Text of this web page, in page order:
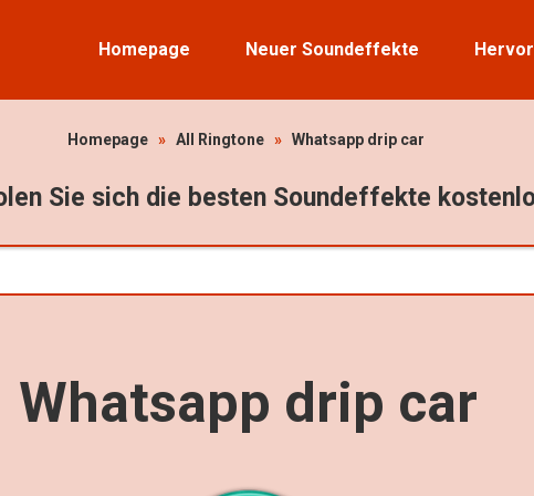
Homepage Neuer Soundeffekte
Homepage » All Ringtone » Whatsapp drip car
Sie sich die besten Soundeffekte
Whatsapp drip car